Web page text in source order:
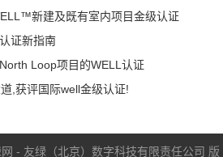
新建及既有室内项目金级认证
证新指南
Loop项目的WELL认证
,获评国际well金级认证!
- 友绿（北京）数字科技有限责任公司 版